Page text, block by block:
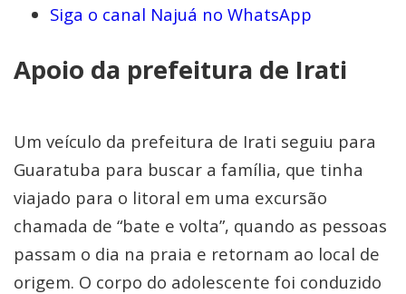
Siga o canal Najuá no WhatsApp
Apoio da prefeitura de Irati
Um veículo da prefeitura de Irati seguiu para
Guaratuba para buscar a família, que tinha
viajado para o litoral em uma excursão
chamada de “bate e volta”, quando as pessoas
passam o dia na praia e retornam ao local de
origem. O corpo do adolescente foi conduzido